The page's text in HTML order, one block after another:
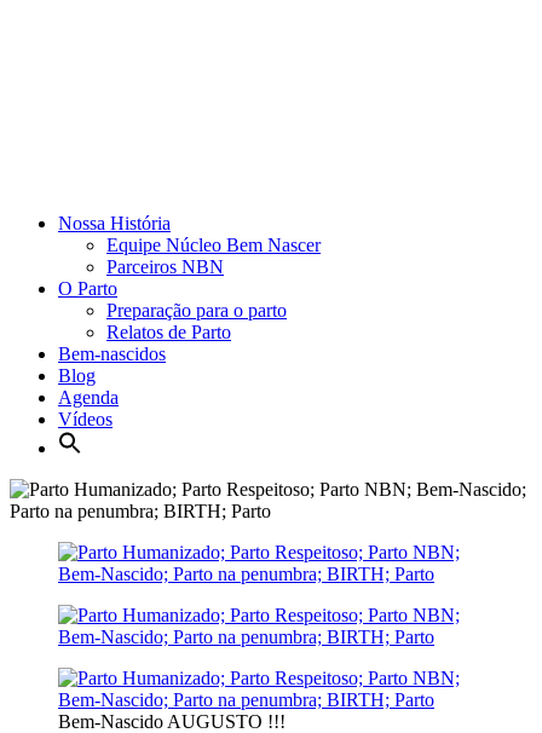
Nossa História
Equipe Núcleo Bem Nascer
Parceiros NBN
O Parto
Preparação para o parto
Relatos de Parto
Bem-nascidos
Blog
Agenda
Vídeos
Bem-Nascido AUGUSTO !!!